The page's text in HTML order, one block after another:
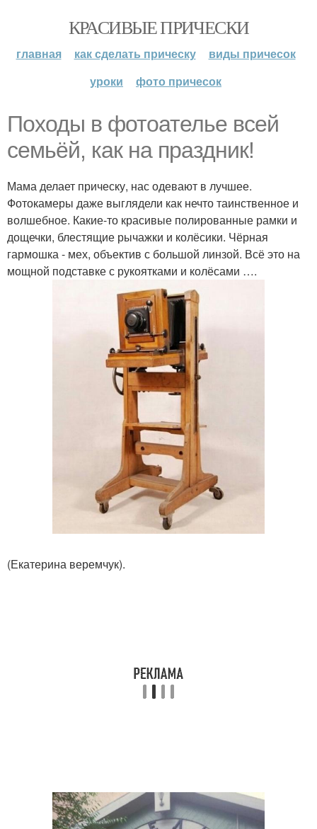
КРАСИВЫЕ ПРИЧЕСКИ
главная как сделать прическу
виды причесок
уроки
фото причесок
Походы в фотоателье всей
семьёй, как на праздник!
Мама делает прическу, нас одевают в лучшее.
Фотокамеры даже выглядели как нечто таинственное и
волшебное. Какие-то красивые полированные рамки и
дощечки, блестящие рычажки и колёсики. Чёрная
гармошка - мех, объектив с большой линзой. Всё это на
мощной подставке с рукоятками и колёсами ….
(Екатерина веремчук).